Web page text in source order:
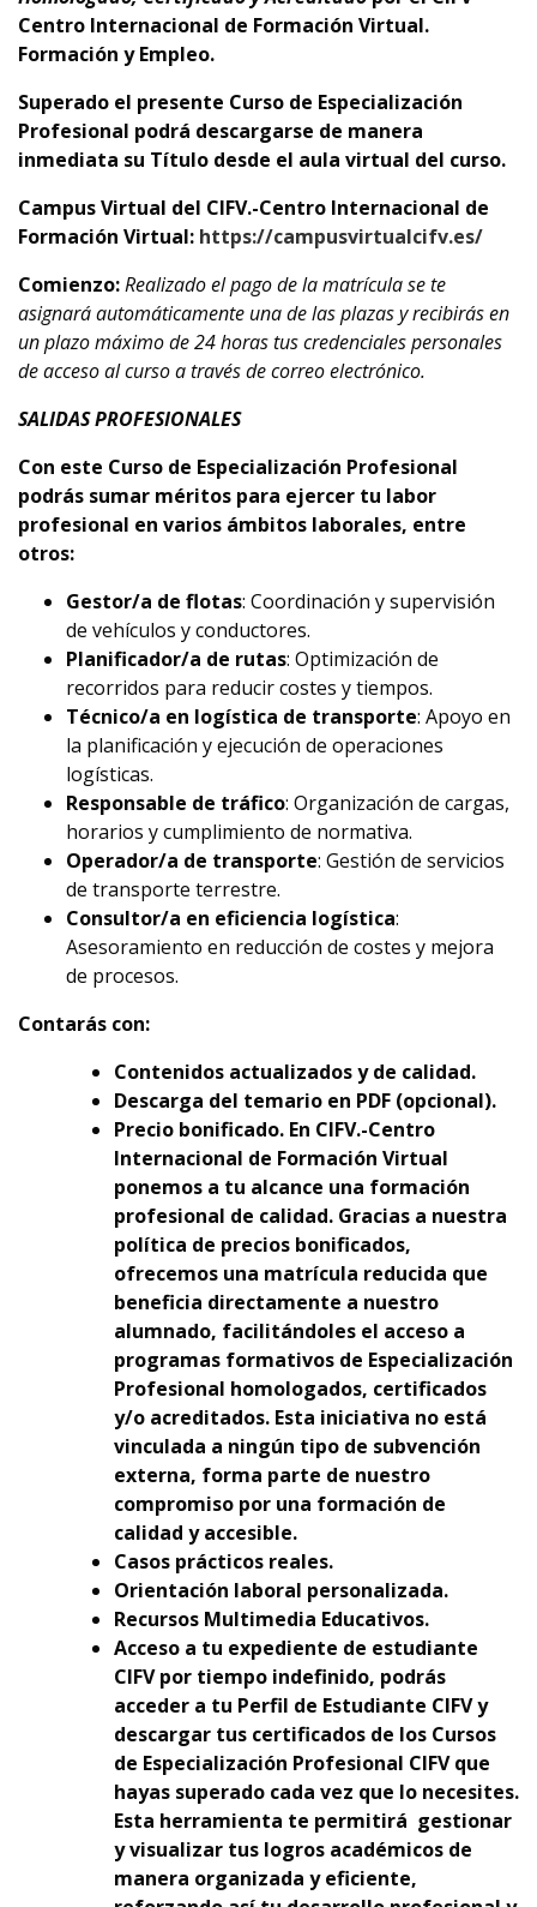
Centro Internacional de Formación Virtual.
Formación y Empleo.
Superado el presente Curso de Especialización
Profesional podrá descargarse de manera
inmediata su Título desde el aula virtual del curso.
Campus Virtual del CIFV.-Centro Internacional de
Formación Virtual: https://campusvirtualcifv.es/
Comienzo:Realizado el pago de la matrícula se te
asignará automáticamente una de las plazas y recibirás en
un plazo máximo de 24 horas tus credenciales personales
de acceso al curso a través de correo electrónico.
SALIDAS PROFESIONALES
Con este Curso de Especialización Profesional
podrás sumar méritos para ejercer tu labor
profesional en varios ámbitos laborales, entre
otros:
Gestor/a de flotas: Coordinación y supervisión
de vehículos y conductores.
Planificador/a de rutas: Optimización de
recorridos para reducir costes y tiempos.
Técnico/a en logística de transporte: Apoyo en
la planificación y ejecución de operaciones
logísticas.
Responsable de tráfico: Organización de cargas,
horarios y cumplimiento de normativa.
Operador/a de transporte: Gestión de servicios
de transporte terrestre.
Consultor/a en eficiencia logística:
Asesoramiento en reducción de costes y mejora
de procesos.
Contarás con:
Contenidos actualizados y de calidad.
Descarga del temario en PDF (opcional).
Precio bonificado. En CIFV.-Centro
Internacional de Formación Virtual
ponemos a tu alcance una formación
profesional de calidad. Gracias a nuestra
política de precios bonificados,
ofrecemos una matrícula reducida que
beneficia directamente a nuestro
alumnado, facilitándoles el acceso a
programas formativos de Especialización
Profesional homologados, certificados
y/o acreditados. Esta iniciativa no está
vinculada a ningún tipo de subvención
externa, forma parte de nuestro
compromiso por una formación de
calidad y accesible.
Casos prácticos reales.
Orientación laboral personalizada.
Recursos Multimedia Educativos.
Acceso a tu expediente de estudiante
CIFV por tiempo indefinido, podrás
acceder a tu Perfil de Estudiante CIFV y
descargar tus certificados de los Cursos
de Especialización Profesional CIFV que
hayas superado cada vez que lo necesites.
Esta herramienta te permitirá gestionar
y visualizar tus logros académicos de
manera organizada y eficiente,